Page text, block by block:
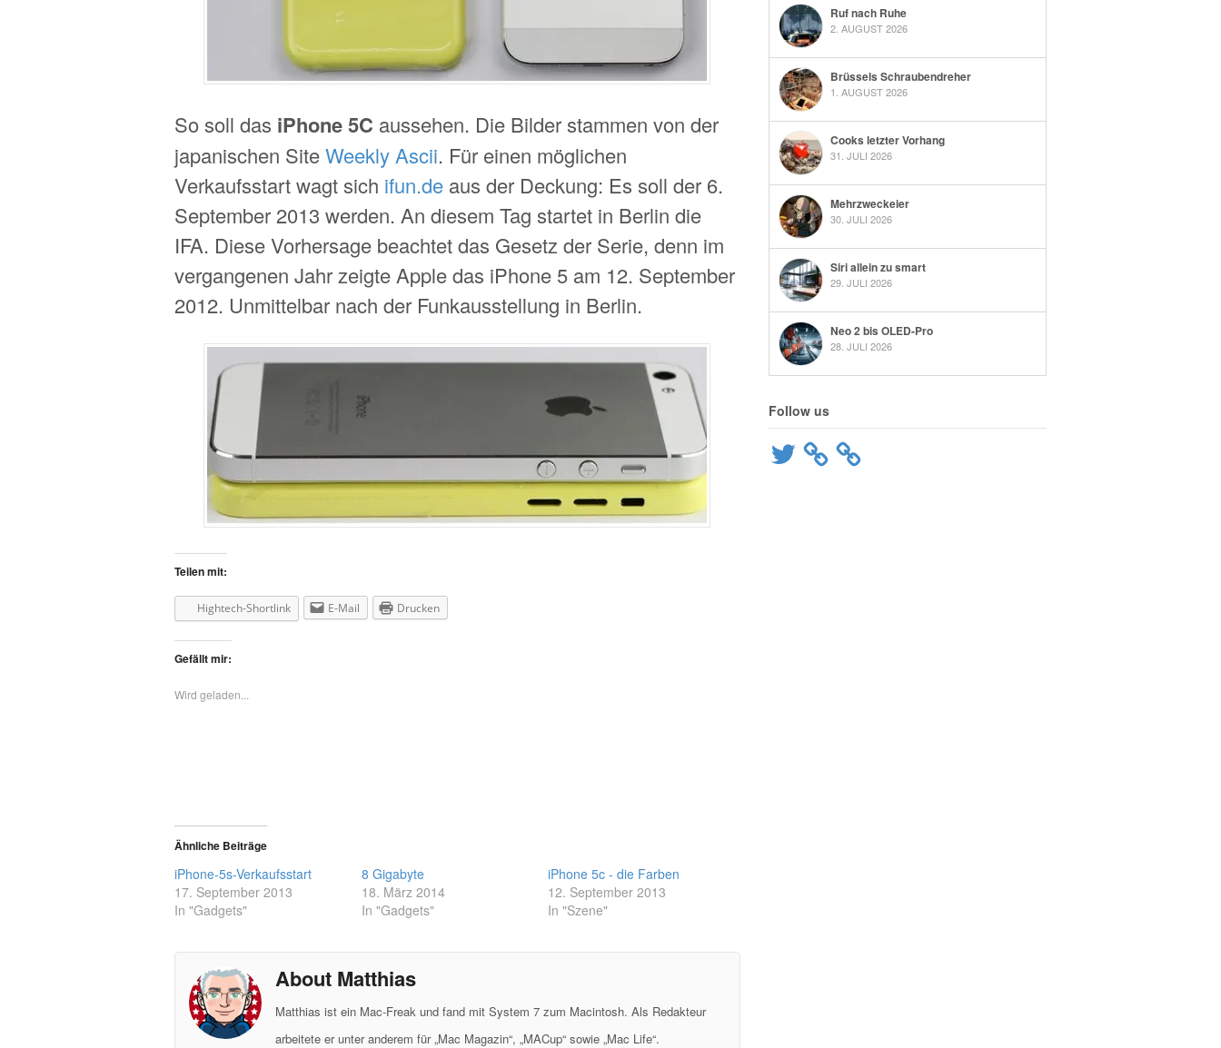
So soll das iPhone 5C aussehen. Die Bilder stammen von der
japanischen SiteWeekly Ascii. Für einen möglichen
Verkaufsstart wagt sich ifun.de aus der Deckung: Es soll der 6.
September 2013 werden. An diesem Tag startet in Berlin die
IFA. Diese Vorhersage beachtet das Gesetz der Serie, denn im
vergangenen Jahr zeigte Apple das iPhone 5 am 12. September
2012. Unmittelbar nach der Funkausstellung in Berlin.
Teilen mit:
Hightech-Shortlink E-Mail Drucken
Gefällt mir:
Wird geladen...
Ähnliche Beiträge
iPhone-5s-Verkaufsstart
17. September 2013
In "Gadgets"
8 Gigabyte
18. März 2014
In "Gadgets"
iPhone 5c - die Farben
12. September 2013
In "Szene"
About Matthias
Matthias ist ein Mac-Freak und fand mit System 7 zum Macintosh. Als Redakteur
arbeitete er unter anderem für „Mac Magazin“, „MACup“ sowie „Mac Life“.
Ruf nach Ruhe
2. AUGUST 2026
Brüssels Schraubendreher
1. AUGUST 2026
Cooks letzter Vorhang
31. JULI 2026
Mehrzweckeier
30. JULI 2026
Siri allein zu smart
29. JULI 2026
Neo 2 bis OLED-Pro
28. JULI 2026
Follow us
Twitter